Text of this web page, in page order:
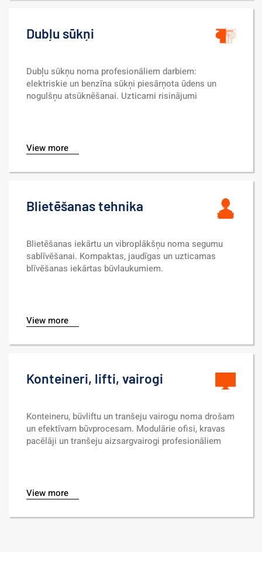
Dubļu sūkņi
Dubļu sūkņu noma profesionāliem darbiem:
elektriskie un benzīna sūkņi piesārņota ūdens un
nogulšņu atsūknēšanai. Uzticami risinājumi
View more
Blietēšanas tehnika
Blietēšanas iekārtu un vibroplākšņu noma segumu
sablīvēšanai. Kompaktas, jaudīgas un uzticamas
blīvēšanas iekārtas būvlaukumiem.
View more
Konteineri, lifti, vairogi
Konteineru, būvliftu un tranšeju vairogu noma drošam
un efektīvam būvprocesam. Modulārie ofisi, kravas
pacēlāji un tranšeju aizsargvairogi profesionāliem
View more